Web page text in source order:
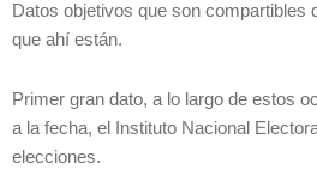
Datos objetivos que son compartibles
que ahí están.
Primer gran dato, a lo largo de estos
a la fecha, el Instituto Nacional
elecciones.